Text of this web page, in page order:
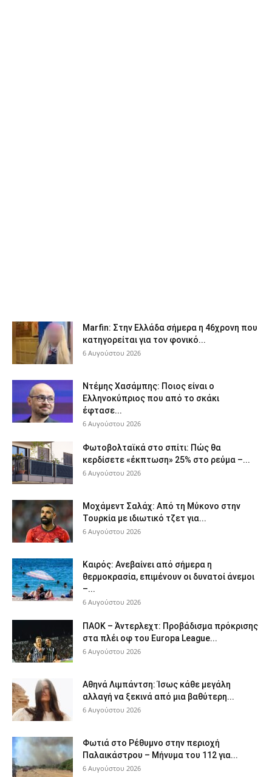
Marfin: Στην Ελλάδα σήμερα η 46χρονη που
κατηγορείται για τον φονικό...
6 Αυγούστου 2026
Ντέμης Χασάμπης: Ποιος είναι ο
Ελληνοκύπριος που από το σκάκι
έφτασε...
6 Αυγούστου 2026
Φωτοβολταϊκά στο σπίτι: Πώς θα
κερδίσετε «έκπτωση» 25% στο ρεύμα –...
6 Αυγούστου 2026
Μοχάμεντ Σαλάχ: Από τη Μύκονο στην
Τουρκία με ιδιωτικό τζετ για...
6 Αυγούστου 2026
Καιρός: Ανεβαίνει από σήμερα η
θερμοκρασία, επιμένουν οι δυνατοί άνεμοι
–...
6 Αυγούστου 2026
ΠΑΟΚ – Άντερλεχτ: Προβάδισμα πρόκρισης
στα πλέι οφ του Europa League...
6 Αυγούστου 2026
Αθηνά Λιμπάντση: Ίσως κάθε μεγάλη
αλλαγή να ξεκινά από μια βαθύτερη...
6 Αυγούστου 2026
Φωτιά στο Ρέθυμνο στην περιοχή
Παλαικάστρου – Μήνυμα του 112 για...
6 Αυγούστου 2026